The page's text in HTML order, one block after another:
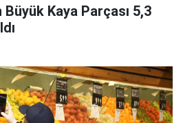
Kaya Parçası 5,3